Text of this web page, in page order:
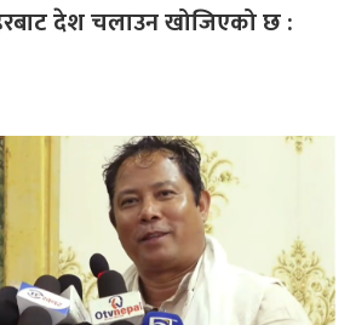
देश चलाउन खोजिएको छ :